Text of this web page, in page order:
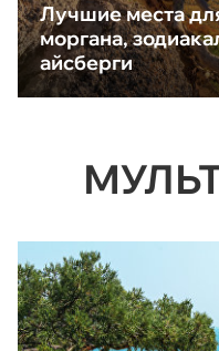
Лучшие места
моргана,
айсберги